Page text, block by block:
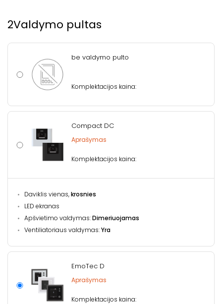
2Valdymo pultas
be valdymo pulto
Komplektacijos kaina:
Compact DC
Aprašymas
Komplektacijos kaina:
Daviklis vienas,krosnies
LED ekranas
Apšvietimo valdymas:Dimeriuojamas
Ventiliatoriaus valdymas:Yra
EmoTec D
Aprašymas
Komplektacijos kaina: